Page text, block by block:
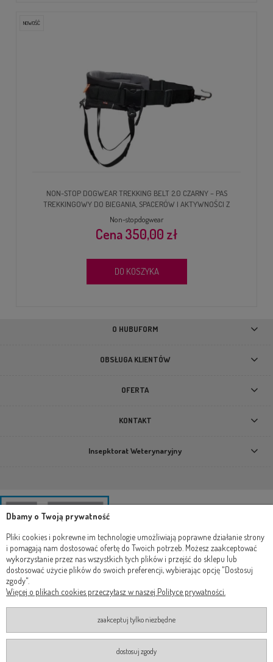
NON-STOP DOGWEAR TREKKING BELT 2.0 CZARNY – PAS
TREKKINGOWY DO BIEGANIA, SPACERÓW I AKTYWNOŚCI Z
PSEM
Non-stopdogwear
350,00 zł
DO KOSZYKA
NOWOŚĆ
O HUBUFORM
OBSŁUGA KLIENTÓW
OFERTA
KONTAKT
Insepktorat Weterynaryjny
Dbamy o Twoją prywatność
Pliki cookies i pokrewne im technologie umożliwiają poprawne działanie strony
i pomagają nam dostosować ofertę do Twoich potrzeb. Możesz zaakceptować
wykorzystanie przez nas wszystkich tych plików i przejść do sklepu lub
dostosować użycie plików do swoich preferencji, wybierając opcję "Dostosuj
zgody".
Więcej o plikach cookies przeczytasz w naszej Polityce prywatności.
zaakceptuj tylko niezbędne
dostosuj zgody